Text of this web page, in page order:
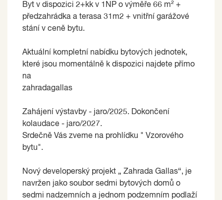
Byt v dispozici 2+kk v 1NP o výměře 66 m² +
předzahrádka a terasa 31m2 + vnitřní garážové
stání v ceně bytu.
Aktuální kompletní nabídku bytových jednotek,
které jsou momentálně k dispozici najdete přímo
na
zahradagallas
Zahájení výstavby - jaro/2025. Dokončení
kolaudace - jaro/2027.
Srdečně Vás zveme na prohlídku " Vzorového
bytu".
Nový developerský projekt „ Zahrada Gallas“, je
navržen jako soubor sedmi bytových domů o
sedmi nadzemních a jednom podzemním podlaží